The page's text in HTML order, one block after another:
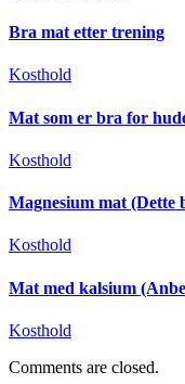
Bra mat etter trening
Kosthold
Mat som er bra for
Kosthold
Magnesium mat (Dette
Kosthold
Mat med kalsium
Kosthold
Comments are closed.